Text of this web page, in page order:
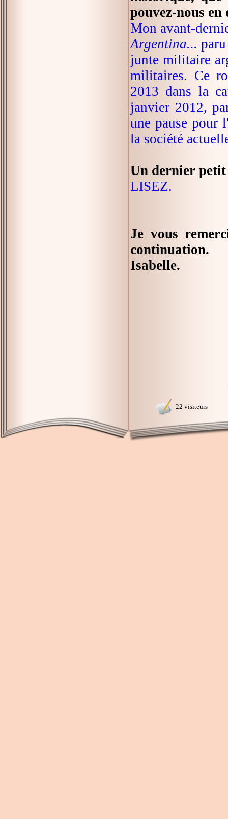
pouvez-nous
Mon avant-
Argentina...
junte militaire
militaires. Ce
2013 dans la
janvier 2012,
une pause pour
la société
Un dernier petit
LISEZ.
Je vous
continuation.
Isabelle.
22 visiteurs